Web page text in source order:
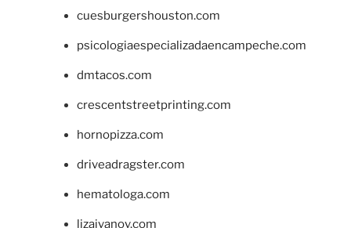
cuesburgershouston.com
psicologiaespecializadaencampeche.com
dmtacos.com
crescentstreetprinting.com
hornopizza.com
driveadragster.com
hematologa.com
lizaivanov.com